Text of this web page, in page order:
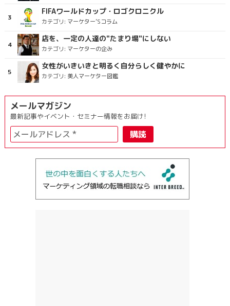
FIFAワールドカップ・ロゴクロニクル
カテゴリ: マーケター’Sコラム
店を、一定の人達の"たまり場"にしない
カテゴリ: マーケターの企み
女性がいきいきと明るく自分らしく健やかに
カテゴリ: 美人マーケター図鑑
メールマガジン
最新記事やイベント・セミナー情報をお届け!